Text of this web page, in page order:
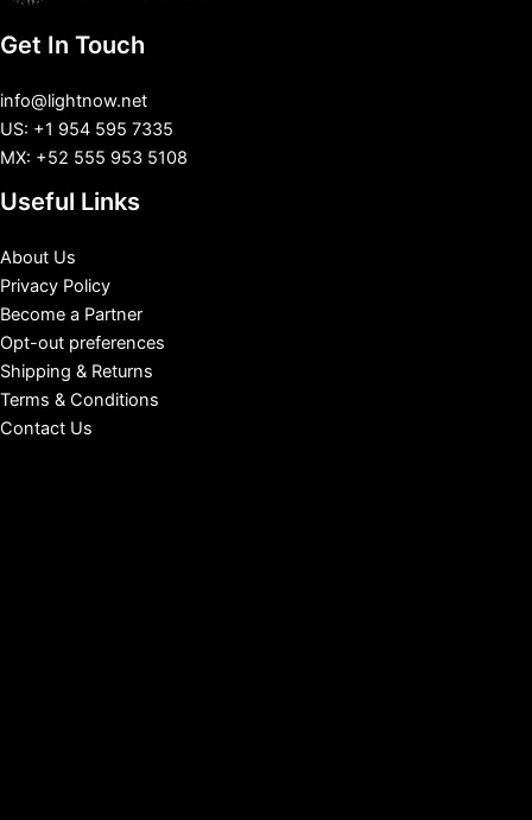
Get In Touch
info@lightnow.net
US: +1 954 595 7335
MX: +52 555 953 5108
Useful Links
About Us
Privacy Policy
Become a Partner
Opt-out preferences
Shipping & Returns
Terms & Conditions
Contact Us